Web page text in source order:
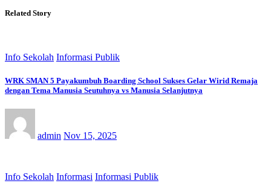
Related Story
Info Sekolah Informasi Publik
WRK SMAN 5 Payakumbuh Boarding School Sukses Gelar Wirid Remaja
dengan Tema Manusia Seutuhnya vs Manusia Selanjutnya
admin Nov 15, 2025
Info Sekolah Informasi Informasi Publik